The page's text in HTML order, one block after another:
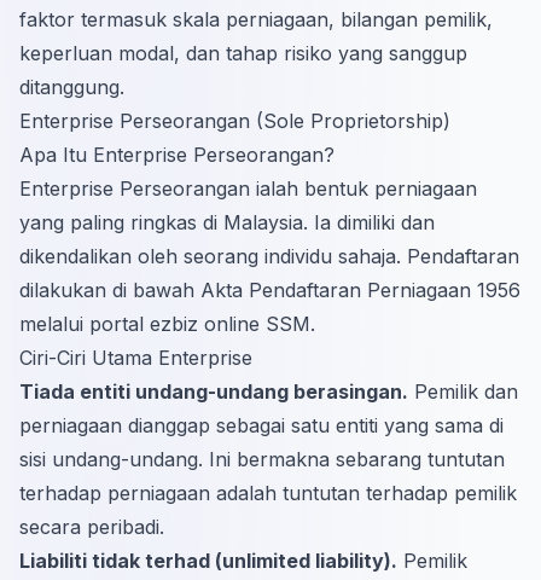
faktor termasuk skala perniagaan, bilangan pemilik,
keperluan modal, dan tahap risiko yang sanggup
ditanggung.
Enterprise Perseorangan (Sole Proprietorship)
Apa Itu Enterprise Perseorangan?
Enterprise Perseorangan ialah bentuk perniagaan
yang paling ringkas di Malaysia. Ia dimiliki dan
dikendalikan oleh seorang individu sahaja. Pendaftaran
dilakukan di bawah Akta Pendaftaran Perniagaan 1956
melalui portal ezbiz online SSM.
Ciri-Ciri Utama Enterprise
Tiada entiti undang-undang berasingan. Pemilik dan
perniagaan dianggap sebagai satu entiti yang sama di
sisi undang-undang. Ini bermakna sebarang tuntutan
terhadap perniagaan adalah tuntutan terhadap pemilik
secara peribadi.
Liabiliti tidak terhad (unlimited liability). Pemilik